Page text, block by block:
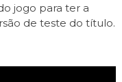
jogo para ter a
de teste do título.